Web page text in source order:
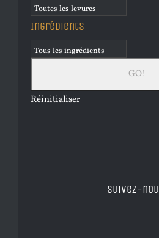
Ingrédients
Réinitialiser
Suivez-